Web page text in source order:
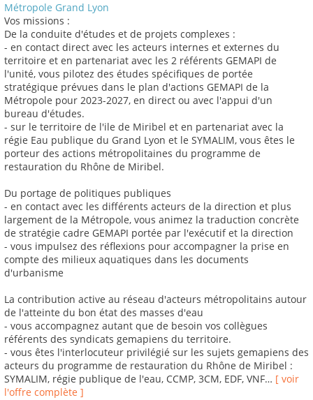
Métropole Grand Lyon
Vos missions :
De la conduite d'études et de projets complexes :
- en contact direct avec les acteurs internes et externes du
territoire et en partenariat avec les 2 référents GEMAPI de
l'unité, vous pilotez des études spécifiques de portée
stratégique prévues dans le plan d'actions GEMAPI de la
Métropole pour 2023-2027, en direct ou avec l'appui d'un
bureau d'études.
- sur le territoire de l'ile de Miribel et en partenariat avec la
régie Eau publique du Grand Lyon et le SYMALIM, vous êtes le
porteur des actions métropolitaines du programme de
restauration du Rhône de Miribel.
Du portage de politiques publiques
- en contact avec les différents acteurs de la direction et plus
largement de la Métropole, vous animez la traduction concrète
de stratégie cadre GEMAPI portée par l'exécutif et la direction
- vous impulsez des réflexions pour accompagner la prise en
compte des milieux aquatiques dans les documents
d'urbanisme
La contribution active au réseau d'acteurs métropolitains autour
de l'atteinte du bon état des masses d'eau
- vous accompagnez autant que de besoin vos collègues
référents des syndicats gemapiens du territoire.
- vous êtes l'interlocuteur privilégié sur les sujets gemapiens des
acteurs du programme de restauration du Rhône de Miribel :
SYMALIM, régie publique de l'eau, CCMP, 3CM, EDF, VNF… [ voir
l'offre complète ]